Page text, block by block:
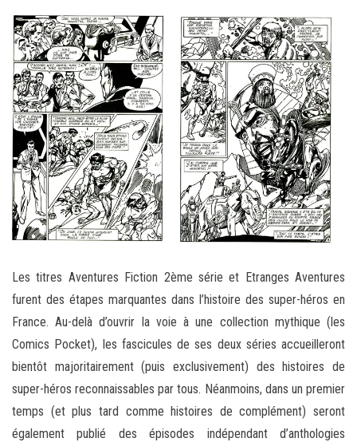
Les titres Aventures Fiction 2ème série et Etranges Aventures
furent des étapes marquantes dans l’histoire des super-héros en
France. Au-delà d’ouvrir la voie à une collection mythique (les
Comics Pocket), les fascicules de ses deux séries accueilleront
bientôt majoritairement (puis exclusivement) des histoires de
super-héros reconnaissables par tous. Néanmoins, dans un premier
temps (et plus tard comme histoires de complément) seront
également publié des épisodes indépendant d’anthologies